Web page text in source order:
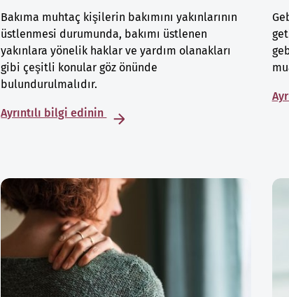
Bakıma muhtaç kişilerin bakımını yakınlarının
üstlenmesi durumunda, bakımı üstlenen
yakınlara yönelik haklar ve yardım olanakları
gibi çeşitli konular göz önünde
bulundurulmalıdır.
Ayrıntılı bilgi edinin